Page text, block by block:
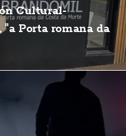
Cultural-
Porta romana da